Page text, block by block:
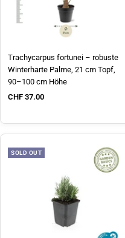
Trachycarpus fortunei – robuste
Winterharte Palme, 21 cm Topf,
90–100 cm Höhe
Sale price
CHF 37.00
SOLD OUT